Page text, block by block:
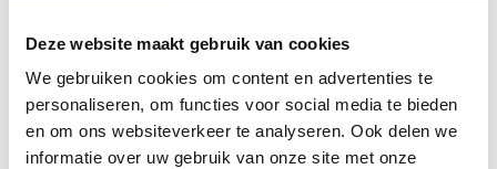
Deze website maakt gebruik van cookies
We gebruiken cookies om content en advertenties te
personaliseren, om functies voor social media te bieden
en om ons websiteverkeer te analyseren. Ook delen we
informatie over uw gebruik van onze site met onze
VACATURE DELEN